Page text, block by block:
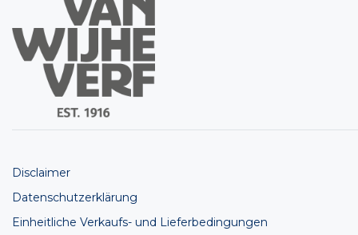
Disclaimer
Datenschutzerklärung
Einheitliche Verkaufs- und Lieferbedingungen